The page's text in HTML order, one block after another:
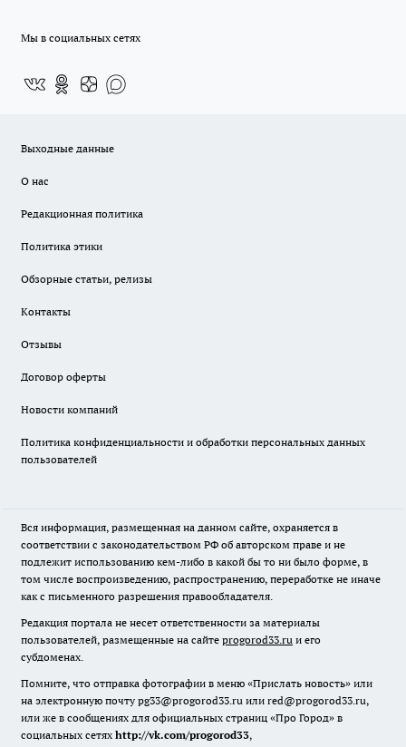
Мы в социальных сетях
Выходные данные
О нас
Редакционная политика
Политика этики
Обзорные статьи, релизы
Контакты
Отзывы
Договор оферты
Новости компаний
Политика конфиденциальности и обработки персональных данных
пользователей
Вся информация, размещенная на данном сайте, охраняется в
соответствии с законодательством РФ об авторском праве и не
подлежит использованию кем-либо в какой бы то ни было форме, в
том числе воспроизведению, распространению, переработке не иначе
как с письменного разрешения правообладателя.
Редакция портала не несет ответственности за материалы
пользователей, размещенные на сайте progorod33.ru и его
субдоменах.
Помните, что отправка фотографии в меню «Прислать новость» или
на электронную почту pg33@progorod33.ru или red@progorod33.ru,
или же в сообщениях для официальных страниц «Про Город» в
социальных сетях http://vk.com/progorod33,